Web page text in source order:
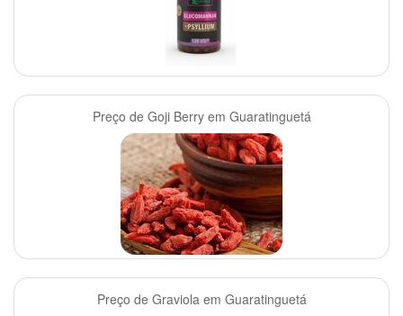
Preço de Goji Berry em Guaratinguetá
Preço de Graviola em Guaratinguetá